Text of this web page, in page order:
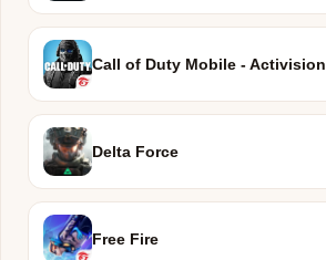
Call of Duty Mobile - Activision
Delta Force
Free Fire